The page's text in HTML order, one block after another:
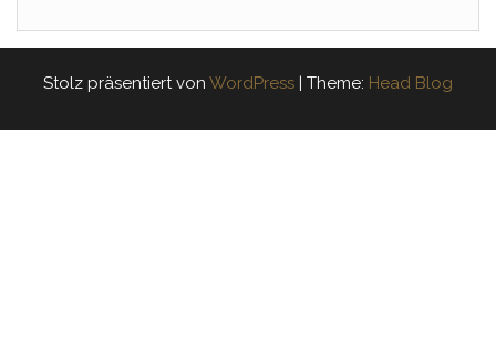
Stolz präsentiert von WordPress | Theme: Head Blog